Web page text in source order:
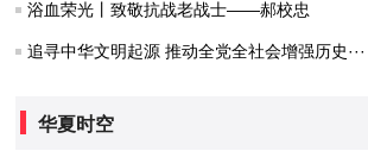
浴血荣光丨致敬抗战老战士——郝校忠
追寻中华文明起源 推动全党全社会增强历史···
华夏时空